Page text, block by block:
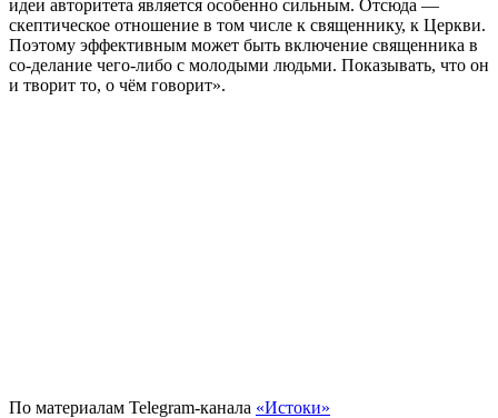
идеи авторитета является особенно сильным. Отсюда —
скептическое отношение в том числе к священнику, к Церкви.
Поэтому эффективным может быть включение священника в
со-делание чего-либо с молодыми людьми. Показывать, что он
и творит то, о чём говорит».
По материалам Telegram-канала «Истоки»